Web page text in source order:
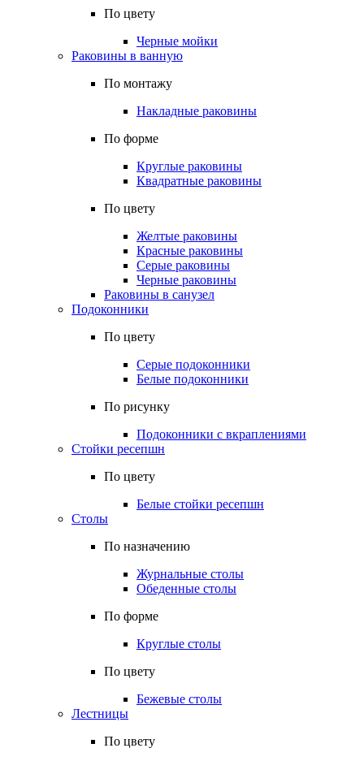
По цвету
Черные мойки
Раковины в ванную
По монтажу
Накладные раковины
По форме
Круглые раковины
Квадратные раковины
По цвету
Желтые раковины
Красные раковины
Серые раковины
Черные раковины
Раковины в санузел
Подоконники
По цвету
Серые подоконники
Белые подоконники
По рисунку
Подоконники с вкраплениями
Стойки ресепшн
По цвету
Белые стойки ресепшн
Столы
По назначению
Журнальные столы
Обеденные столы
По форме
Круглые столы
По цвету
Бежевые столы
Лестницы
По цвету